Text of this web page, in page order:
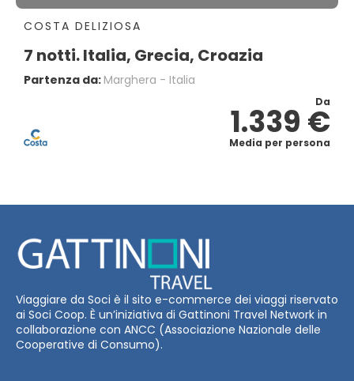
COSTA DELIZIOSA
7 notti. Italia, Grecia, Croazia
Partenza da: Marghera - Italia
Da
1.339 €
Media per persona
Viaggiare da Soci è il sito e-commerce dei viaggi riservato
ai Soci Coop. È un’iniziativa di Gattinoni Travel Network in
collaborazione con ANCC (Associazione Nazionale delle
Cooperative di Consumo).